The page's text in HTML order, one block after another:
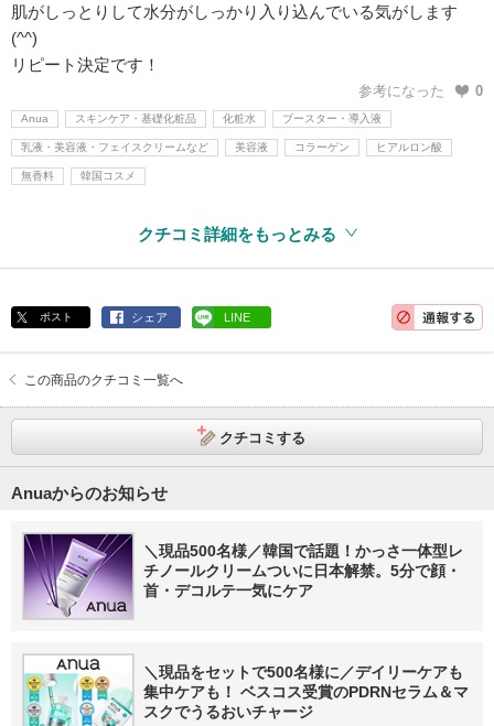
肌がしっとりして水分がしっかり入り込んでいる気がします
(^^)
リピート決定です！
参考になった 0
Anua スキンケア・基礎化粧品 化粧水 ブースター・導入液
乳液・美容液・フェイスクリームなど 美容液 コラーゲン ヒアルロン酸
無香料 韓国コスメ
クチコミ詳細をもっとみる
ポスト シェア LINE
この商品のクチコミ一覧へ
クチコミする
Anuaからのお知らせ
＼現品500名様／韓国で話題！かっさ一体型レ
チノールクリームついに日本解禁。5分で顔・
首・デコルテ一気にケア
＼現品をセットで500名様に／デイリーケアも
集中ケアも！ ベスコス受賞のPDRNセラム＆マ
スクでうるおいチャージ